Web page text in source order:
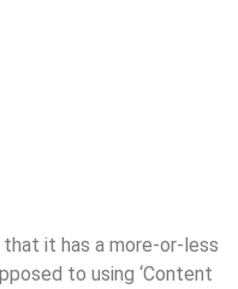
it has a more-or-less
to using ‘Content